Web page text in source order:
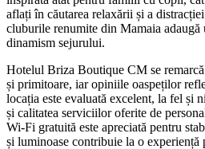
aflați în căutarea relaxării și a
cluburile renumite din Mamaia adaugă
dinamism sejurului.
Hotelul Briza Boutique CM se
și primitoare, iar opiniile oaspeților
locația este evaluată excelent, la fel și
și calitatea serviciilor oferite de
Wi-Fi gratuită este apreciată pentru
și luminoase contribuie la o experiență